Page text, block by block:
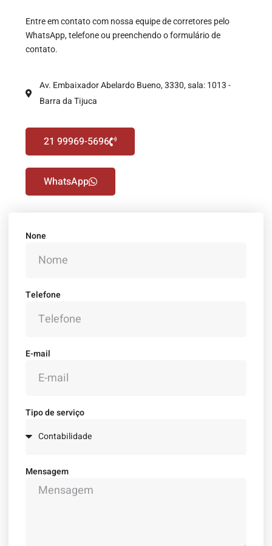
Entre em contato com nossa equipe de corretores pelo
WhatsApp, telefone ou preenchendo o formulário de
contato.
Av. Embaixador Abelardo Bueno, 3330, sala: 1013 -
Barra da Tijuca
21 99969-5696
WhatsApp
None
Telefone
E-mail
Tipo de serviço
Mensagem